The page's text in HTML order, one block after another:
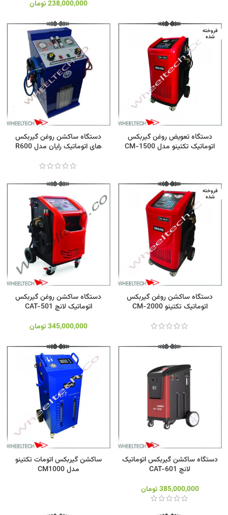
238,000,000 تومان
فروخته
شده
دستگاه تعویض روغن گیربکس
اتوماتیک تکتینو مدل CM-1500
دستگاه ساکشن روغن گیربکس
های اتوماتیک رایان مدل R600
فروخته
شده
دستگاه ساکشن روغن گیربکس
اتوماتیک تکتینو CM-2000
دستگاه ساکشن روغن گیربکس
اتوماتیک لانچ CAT-501
345,000,000 تومان
دستگاه ساکشن گیربکس اتوماتیک
لانچ CAT-601
385,000,000 تومان
ساکشن گیربکس اتومات تکتینو
مدل CM1000